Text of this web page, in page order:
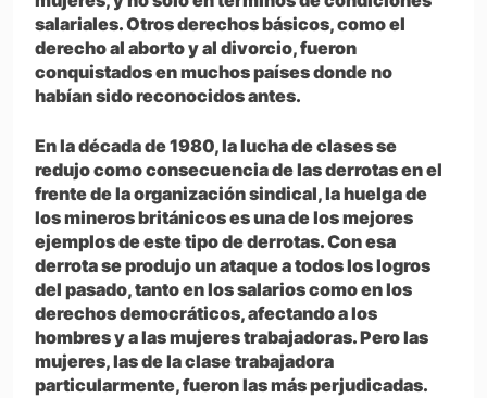
salariales. Otros derechos básicos, como el
derecho al aborto y al divorcio, fueron
conquistados en muchos países donde no
habían sido reconocidos antes.
En la década de 1980, la lucha de clases se
redujo como consecuencia de las derrotas en el
frente de la organización sindical, la huelga de
los mineros británicos es una de los mejores
ejemplos de este tipo de derrotas. Con esa
derrota se produjo un ataque a todos los logros
del pasado, tanto en los salarios como en los
derechos democráticos, afectando a los
hombres y a las mujeres trabajadoras. Pero las
mujeres, las de la clase trabajadora
particularmente, fueron las más perjudicadas.